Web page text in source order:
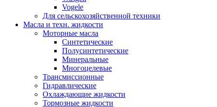
Vogele
Для сельскохозяйственной техники
Масла и техн. жидкости
Моторные масла
Синтетические
Полусинтетические
Минеральные
Многоцелевые
Трансмиссионные
Гидравлические
Охлаждающие жидкости
Тормозные жидкости